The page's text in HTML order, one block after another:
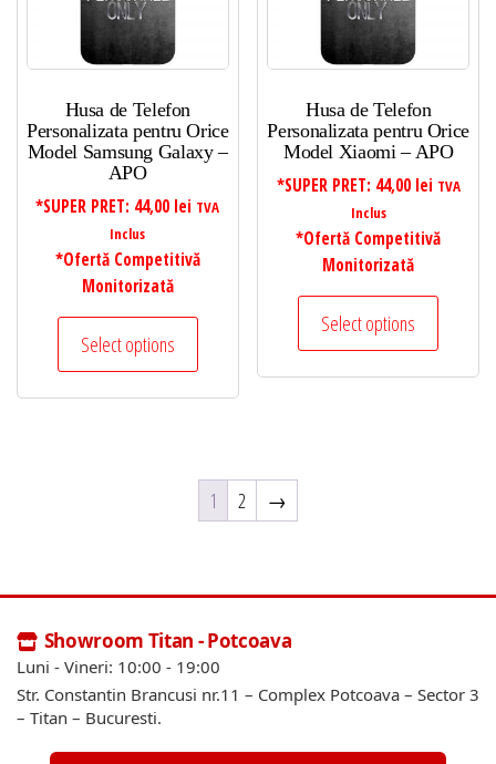
Husa de Telefon
Personalizata pentru Orice
Model Samsung Galaxy –
APO
*SUPER PRET: 44,00 lei TVA
Inclus
*Ofertă Competitivă
Monitorizată
Select options
Husa de Telefon
Personalizata pentru Orice
Model Xiaomi – APO
*SUPER PRET: 44,00 lei TVA
Inclus
*Ofertă Competitivă
Monitorizată
Select options
1 2 →
Showroom Titan - Potcoava
Luni - Vineri: 10:00 - 19:00
Str. Constantin Brancusi nr.11 – Complex Potcoava – Sector 3
– Titan – Bucuresti.